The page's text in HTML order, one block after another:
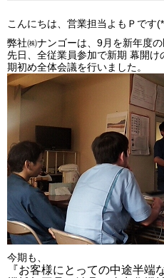
こんにちは、営業担当よもＰです
弊社㈱ナンゴーは、9月を新年度
先日、全従業員参加で新期 幕開け
期初め全体会議を行いました。
今期も、
『お客様にとっての中途半端